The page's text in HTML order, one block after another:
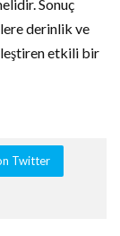
Sonuç
derinlik ve
etkili bir
Twitter